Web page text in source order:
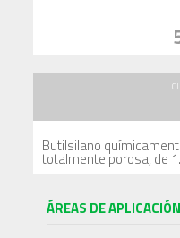
Butilsilano
totalmente porosa, de
ÁREAS DE APLICACIÓN